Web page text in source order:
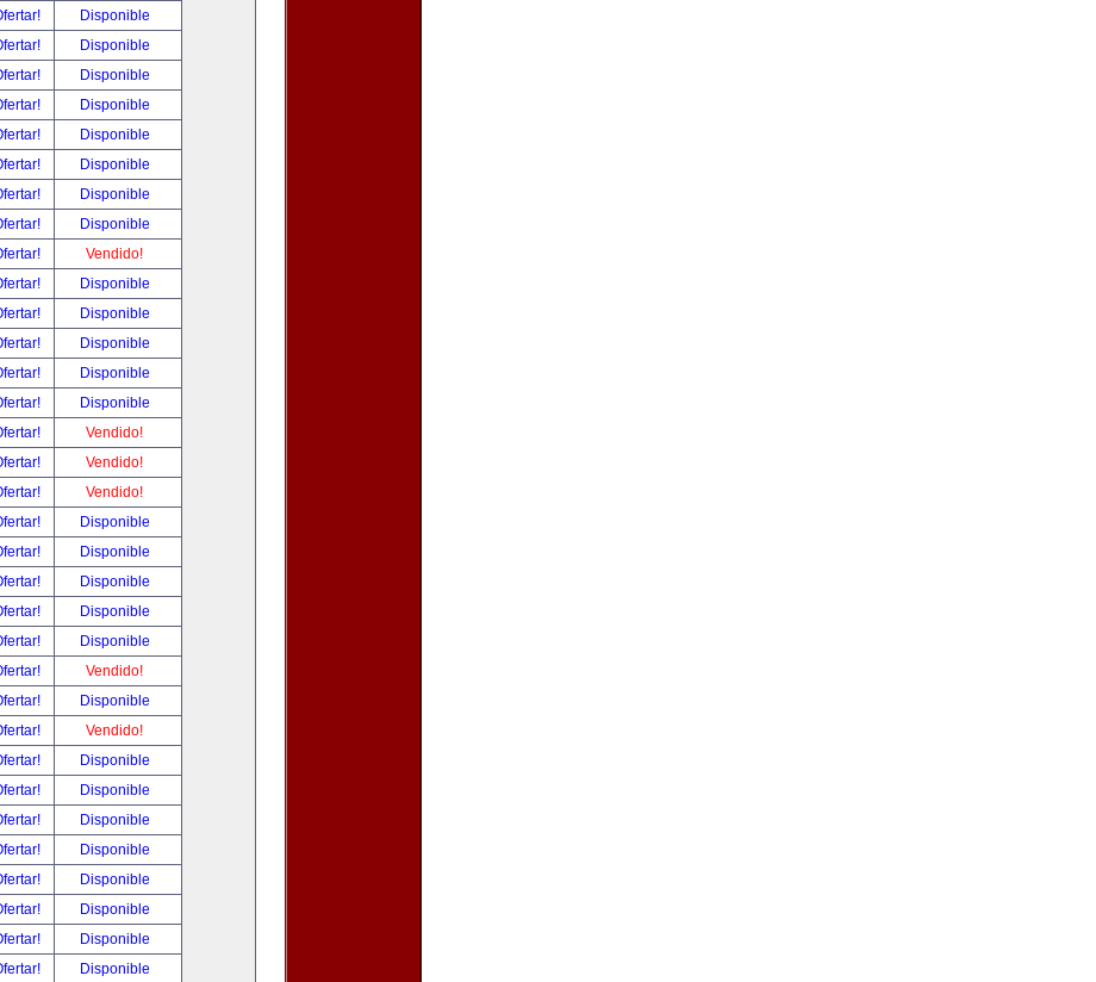
Disponible
Disponible
Disponible
Disponible
Disponible
Disponible
Disponible
Disponible
Vendido!
Disponible
Disponible
Disponible
Disponible
Disponible
Vendido!
Vendido!
Vendido!
Disponible
Disponible
Disponible
Disponible
Disponible
Vendido!
Disponible
Vendido!
Disponible
Disponible
Disponible
Disponible
Disponible
Disponible
Disponible
Disponible